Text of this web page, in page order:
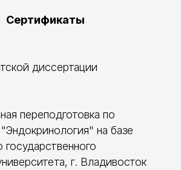
Сертификаты
диссертации
переподготовка по
на базе
государственного
г. Владивосток